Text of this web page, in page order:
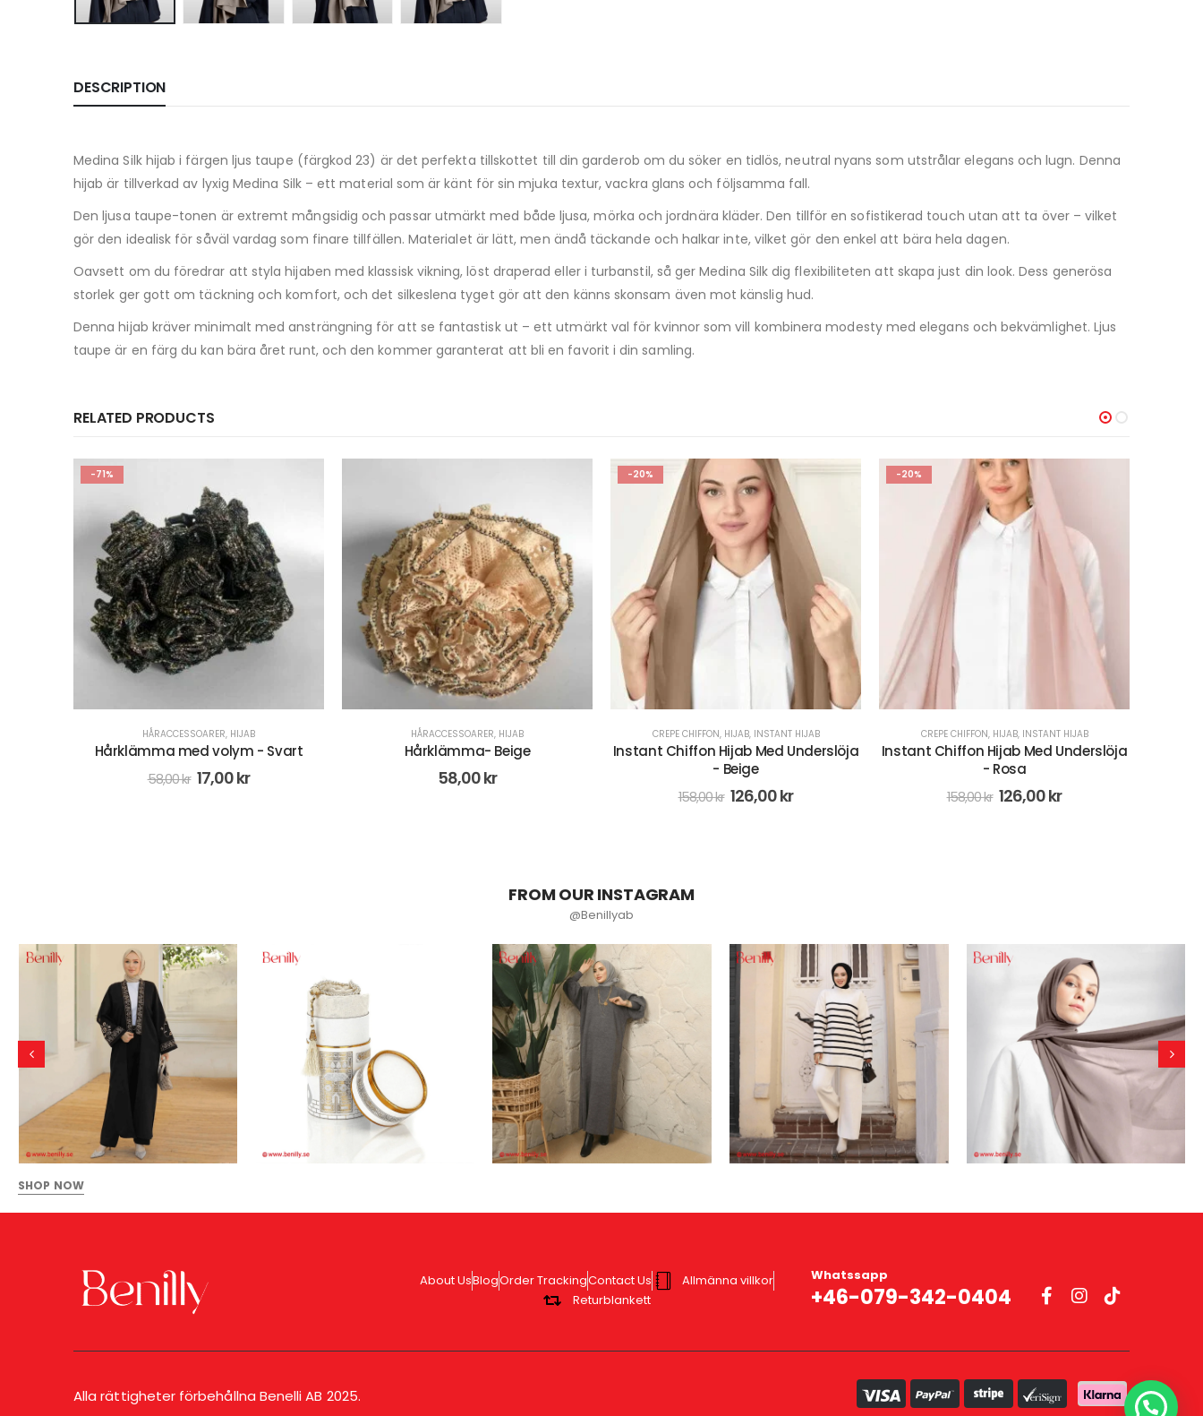
DESCRIPTION
Medina Silk hijab i färgen ljus taupe (färgkod 23) är det perfekta tillskottet till din garderob om du söker en tidlös, neutral nyans som utstrålar elegans och lugn. Denna
hijab är tillverkad av lyxig Medina Silk – ett material som är känt för sin mjuka textur, vackra glans och följsamma fall.
Den ljusa taupe-tonen är extremt mångsidig och passar utmärkt med både ljusa, mörka och jordnära kläder. Den tillför en sofistikerad touch utan att ta över – vilket
gör den idealisk för såväl vardag som finare tillfällen. Materialet är lätt, men ändå täckande och halkar inte, vilket gör den enkel att bära hela dagen.
Oavsett om du föredrar att styla hijaben med klassisk vikning, löst draperad eller i turbanstil, så ger Medina Silk dig flexibiliteten att skapa just din look. Dess generösa
storlek ger gott om täckning och komfort, och det silkeslena tyget gör att den känns skonsam även mot känslig hud.
Denna hijab kräver minimalt med ansträngning för att se fantastisk ut – ett utmärkt val för kvinnor som vill kombinera modesty med elegans och bekvämlighet. Ljus
taupe är en färg du kan bära året runt, och den kommer garanterat att bli en favorit i din samling.
RELATED PRODUCTS
HÅRACCESSOARER, HIJAB
Hårklämma- Beige
58,00kr
CREPE CHIFFON,HIJAB,INSTANT HIJAB
Instant Chiffon Hijab Med Underslöja
- Beige
-20%
CREPE CHIFFON, HIJAB, INSTANT HIJAB
Instant Chiffon Hijab Med Underslöja
- Rosa
158,00kr 126,00kr
CREPE CHIFFON, HIJAB, INSTANT HIJAB
Instant chiffon hijab med underslöja
- Svart
158,00kr
FROM OUR INSTAGRAM
@Benillyab
SHOP NOW
About UsBlogOrder TrackingContact Us
Allmänna villkor
Returblankett
Whatssapp
+46-079-342-0404
Alla rättigheter förbehållna Benelli AB 2025.